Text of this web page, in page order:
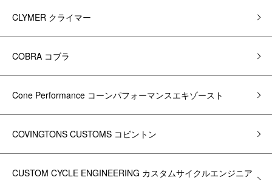
CLYMER クライマー
COBRA コブラ
Cone Performance コーンパフォーマンスエキゾースト
COVINGTONS CUSTOMS コビントン
CUSTOM CYCLE ENGINEERING カスタムサイクルエンジニア